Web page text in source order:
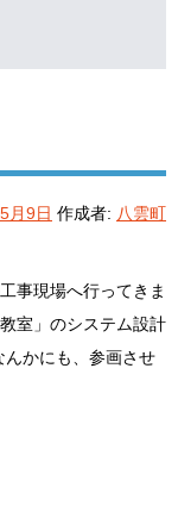
月9日 作成者: 八雲町
事現場へ行ってきま
室」のシステム設計
かにも、参画させ